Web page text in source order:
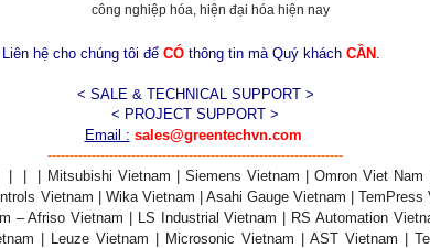
công nghiệp hóa, hiện đại hóa hiện nay
Liên hệ cho chúng tôi để CÓthông tin mà Quý khách CẦN.
< SALE & TECHNICAL SUPPORT >
< PROJECT SUPPORT >
Email : sales@greentechvn.com
-------------------------------------------------------------------
| | Mitsubishi Vietnam | Siemens Vietnam | Omron Viet Nam
Vietnam | Wika Vietnam | Asahi Gauge Vietnam |
– Afriso Vietnam | LS Industrial Vietnam | RS Automation
| Leuze Vietnam | Microsonic Vietnam | AST Vietnam |